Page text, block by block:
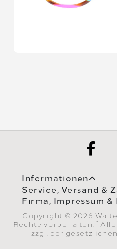
Informationen
Service, Versand &
Firma, Impressum &
Copyright © 2026
Rechte vorbehalten.
*
zzgl. der